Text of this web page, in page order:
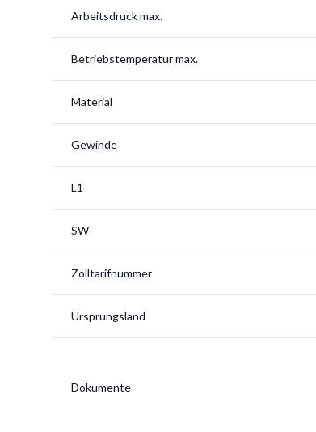
Arbeitsdruck max.
Betriebstemperatur max.
Material
Gewinde
L1
SW
Zolltarifnummer
Ursprungsland
Dokumente